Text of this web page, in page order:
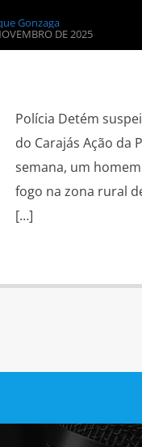
Gonzaga
DE 2025
Polícia Detém
do Carajás Ação da
semana, um
fogo na zona rural
[…]